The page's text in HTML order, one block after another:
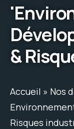
&
Accueil » Nos
Risques